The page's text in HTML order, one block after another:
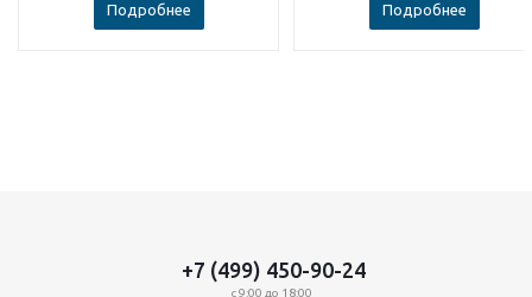
Подробнее Подробнее
+7 (499) 450-90-24
с 9:00 до 18:00